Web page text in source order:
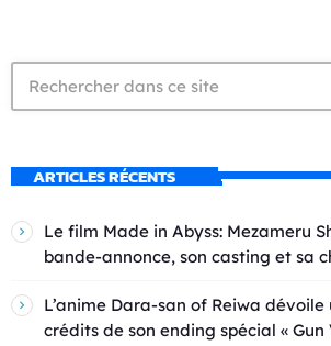
ARTICLES RÉCENTS
Le film Made in Abyss: Mezameru
bande-annonce, son casting et sa
L’anime Dara-san of Reiwa dévoile
crédits de son ending spécial « Gun